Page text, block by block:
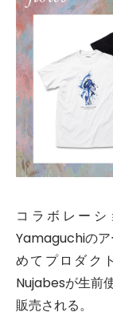
コラボレー
Yamaguchiのア
めてプロダク
Nujabesが生前
販売される。